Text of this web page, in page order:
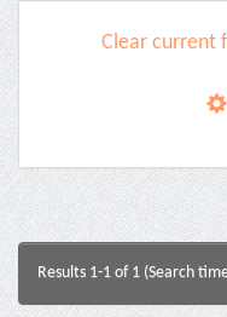
Clear current
Results 1-1 of 1 (Search